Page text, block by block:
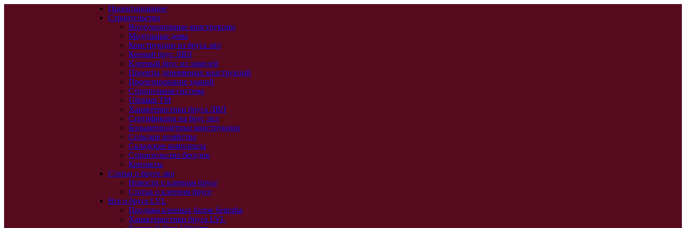
Проектирование
Строительство
Воздухоопорные конструкции
Модульные дома
Конструкции из бруса лвл
Кееный брус ЛВЛ
Клееный брус из ламелей
Проекты деревянных конструкций
Проектирование зданий
Стропильная система
Ultralam TM
Характеристики бруса ЛВЛ
Сертификаты на брус лвл
Большепролётные конструкции
Сельское хозяйство
Складские комплексы
Строительство беседок
Контакты
Статьи о брусе лвл
Новости о клееном брусе
Статьи о клееном брусе
Все о брусе LVL
Продажа клееных балок Segezha
Характеристики бруса LVL